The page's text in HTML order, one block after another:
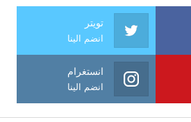
تويتر
انضم الينا
انستغرام
انضم الينا